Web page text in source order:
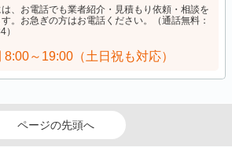
、お電話でも業者紹介・見積もり依頼・相談を
。お急ぎの方はお電話ください。（通話無料：
8:00～19:00（土日祝も対応）
ページの先頭へ